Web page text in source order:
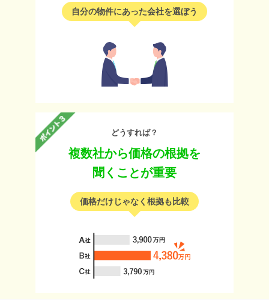
自分の物件にあった会社を選ぼう
どうすれば？
複数社から価格の根拠を
聞くことが重要
価格だけじゃなく根拠も比較